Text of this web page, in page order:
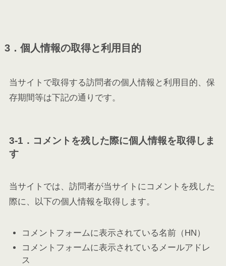
3．個人情報の取得と利用目的
当サイトで取得する訪問者の個人情報と利用目的、保
存期間等は下記の通りです。
3-1．コメントを残した際に個人情報を取得しま
す
当サイトでは、訪問者が当サイトにコメントを残した
際に、以下の個人情報を取得します。
コメントフォームに表示されている名前（HN）
コメントフォームに表示されているメールアドレ
ス